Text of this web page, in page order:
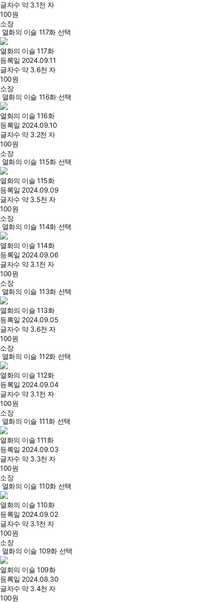
글자수 약 3.1천 자
100원
소장
열화의 이슬 117화 선택
열화의 이슬 117화
등록일 2024.09.11
글자수 약 3.6천 자
100원
소장
열화의 이슬 116화 선택
열화의 이슬 116화
등록일 2024.09.10
글자수 약 3.2천 자
100원
소장
열화의 이슬 115화 선택
열화의 이슬 115화
등록일 2024.09.09
글자수 약 3.5천 자
100원
소장
열화의 이슬 114화 선택
열화의 이슬 114화
등록일 2024.09.06
글자수 약 3.1천 자
100원
소장
열화의 이슬 113화 선택
열화의 이슬 113화
등록일 2024.09.05
글자수 약 3.6천 자
100원
소장
열화의 이슬 112화 선택
열화의 이슬 112화
등록일 2024.09.04
글자수 약 3.1천 자
100원
소장
열화의 이슬 111화 선택
열화의 이슬 111화
등록일 2024.09.03
글자수 약 3.3천 자
100원
소장
열화의 이슬 110화 선택
열화의 이슬 110화
등록일 2024.09.02
글자수 약 3.1천 자
100원
소장
열화의 이슬 109화 선택
열화의 이슬 109화
등록일 2024.08.30
글자수 약 3.4천 자
100원